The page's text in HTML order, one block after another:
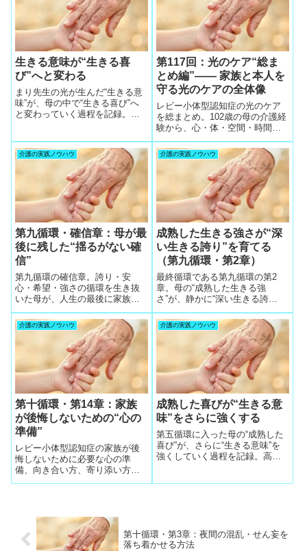
生きる意味が“生きる喜
び”へと変わる
まり先生の光が生んだ“生きる意
味”が、母の中で“生きる喜び”へ
と変わっていく過程を記録。高
第117回：光のケア“総ま
とめ編”—— 家族と本人を
守る光のケアの全体像
レビー小体型認知症の光のケア
を総まとめ。102歳の母の介護経
験から、心・体・空間・時間・
家族関係を整える光のケアの全
体像をわかりやすく解説。
介護の実践ノウハウ
第九循環・確信章：母が最
後に残した“揺るがない確
信”
第九循環の確信章。誇り・安
心・希望・強さの循環を生き抜
いた母が、人生の最後に家族へ
残した“揺るがない確信”を描く。
介護の実践ノウハウ
成熟した生きる強さが“深
い生きる誇り”を育てる
（第九循環・第2章）
最終循環である第九循環の第2
章。母の“成熟した生きる強
さ”が、静かに“深い生きる誇
り”へと変わっていく過程を丁寧
に記録。
介護の実践ノウハウ
第十循環・第14章：家族
が後悔しないための“心の
準備”
レビー小体型認知症の家族が後
悔しないために必要な心の準
備、向き合い方、寄り添い方を
実体験から解説。
介護の実践ノウハウ
成熟した喜びが“生きる意
味”をさらに強くする
第五循環に入った母の“成熟した
喜び”が、さらに“生きる意味”を
強くしていく過程を記録。高齢
第十循環・第3章：夜間の混乱・せん妄を
落ち着かせる方法